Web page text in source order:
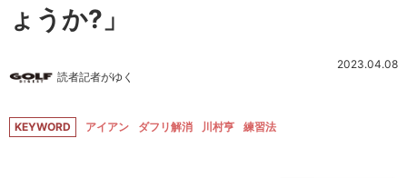
ょうか?」
読者記者がゆく
2023.04.08
KEYWORD アイアン ダフリ解消 川村亨 練習法